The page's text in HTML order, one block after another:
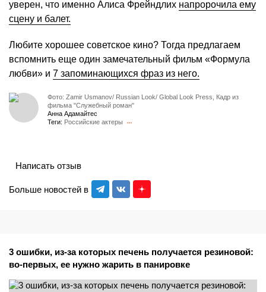
уверен, что именно Алиса Фрейндлих напророчила ему
сцену и балет.
Любите хорошее советское кино? Тогда предлагаем
вспомнить еще один замечательный фильм «Формула
любви» и 7 запоминающихся фраз из него.
Фото: Zamir Usmanov/ Russian Look/ Global Look Press, Кадр из
фильма "Служебный роман"
Анна Адамайтес
Теги: Российские актеры
Больше новостей в
Написать отзыв
3 ошибки, из-за которых печень получается резиновой:
во-первых, ее нужно жарить в панировке